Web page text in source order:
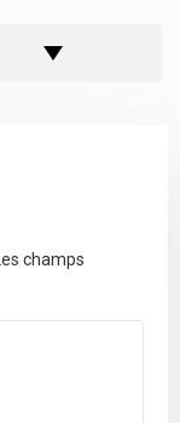
Les champs